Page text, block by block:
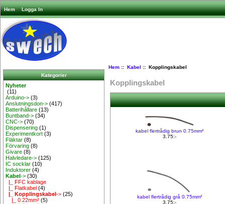
Hem Logga In
Kategorier
Nyheter
(11)
Arduino-> (3)
Anslutningsdon-> (417)
Batterihållare (13)
Buntband-> (34)
CNC-> (70)
Dispensering (1)
Experimentkort (3)
Fläktar (8)
Förvaring (8)
Givare (8)
Halvledare-> (125)
IC socklar (10)
Induktorer (4)
Kabel-> (30)
|_ FFC kablage
|_ Flatkabel (4)
|_ Kopplingskabel-> (25)
|_ 0.22mm² (5)
Hem:: Kabel :: Kopplingskabel
Kopplingskabel
kabel flertrådig brun 0.75mm²
3.75:-
kabel flertrådig grå 0.75mm²
3.75:-